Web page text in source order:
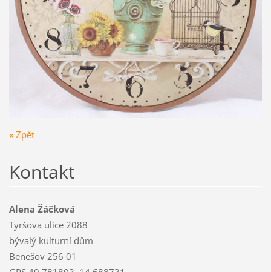
« Zpět
Kontakt
Alena Žáčková
Tyršova ulice 2088
bývalý kulturní dům
Benešov 256 01